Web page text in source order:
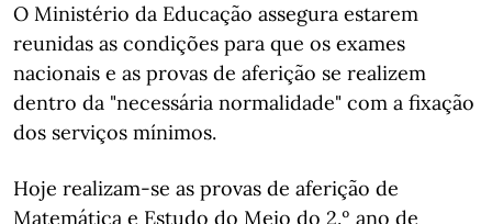
O Ministério da Educação assegura estarem
reunidas as condições para que os exames
nacionais e as provas de aferição se realizem
dentro da "necessária normalidade" com a fixação
dos serviços mínimos.
Hoje realizam-se as provas de aferição de
Matemática e Estudo do Meio do 2.º ano de